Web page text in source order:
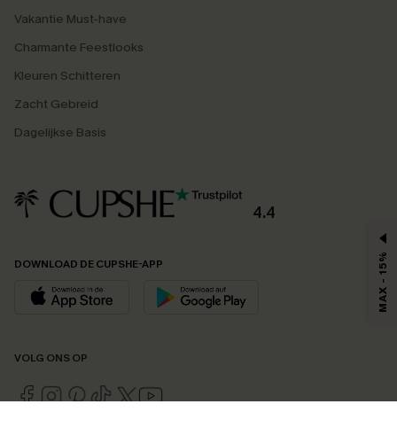
Vakantie Must-have
Charmante Feestlooks
Kleuren Schitteren
Zacht Gebreid
Dagelijkse Basis
4.4
DOWNLOAD DE CUPSHE-APP
VOLG ONS OP
MAX - 15%